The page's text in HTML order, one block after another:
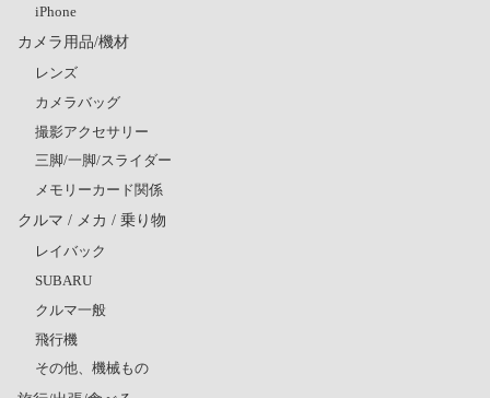
iPhone
カメラ用品/機材
レンズ
カメラバッグ
撮影アクセサリー
三脚/一脚/スライダー
メモリーカード関係
クルマ / メカ / 乗り物
レイバック
SUBARU
クルマ一般
飛行機
その他、機械もの